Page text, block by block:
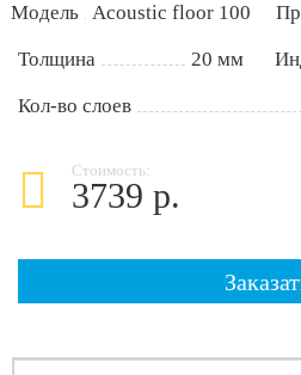
Модель Acoustic floor 100
Толщина 20 мм
Кол-во слоев
Стоимость:
3739 р.